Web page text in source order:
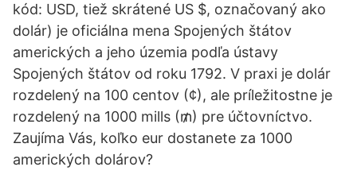
kód: USD, tiež skrátené US $, označovaný ako
dolár) je oficiálna mena Spojených štátov
amerických a jeho územia podľa ústavy
Spojených štátov od roku 1792. V praxi je dolár
rozdelený na 100 centov (¢), ale príležitostne je
rozdelený na 1000 mills (₥) pre účtovníctvo.
Zaujíma Vás, koľko eur dostanete za 1000
amerických dolárov?